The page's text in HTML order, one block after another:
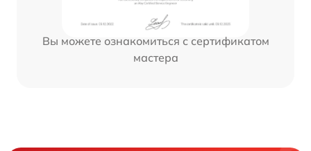
Вы можете ознакомиться с сертификатом
мастера